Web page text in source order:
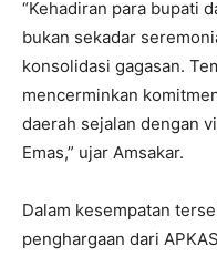
“Kehadiran para bupati
bukan sekadar
konsolidasi gagasan.
mencerminkan
daerah sejalan dengan
Emas,” ujar Amsakar.
Dalam kesempatan
penghargaan dari